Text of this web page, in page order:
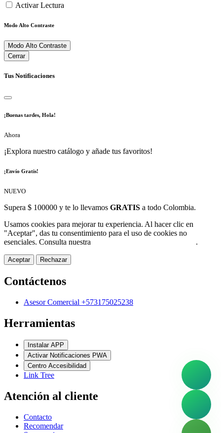
Activar Lectura
Modo Alto Contraste
Modo Alto Contraste
Cerrar
Tus Notificaciones
¡Buenas tardes, Hola!
Ahora
¡Explora nuestro catálogo y añade tus favoritos!
¡Envío Gratis!
NUEVO
Supera $ 100000 y te lo llevamos GRATIS a todo Colombia.
Usamos cookies para mejorar tu experiencia. Al hacer clic en
"Aceptar", das tu consentimiento para el uso de cookies no
esenciales. Consulta nuestra
.
Aceptar Rechazar
Contáctenos
Asesor Comercial +573175025238
Herramientas
Instalar APP
Activar Notificaciones PWA
Centro Accesibilidad
Link Tree
Atención al cliente
Contacto
Recomendar